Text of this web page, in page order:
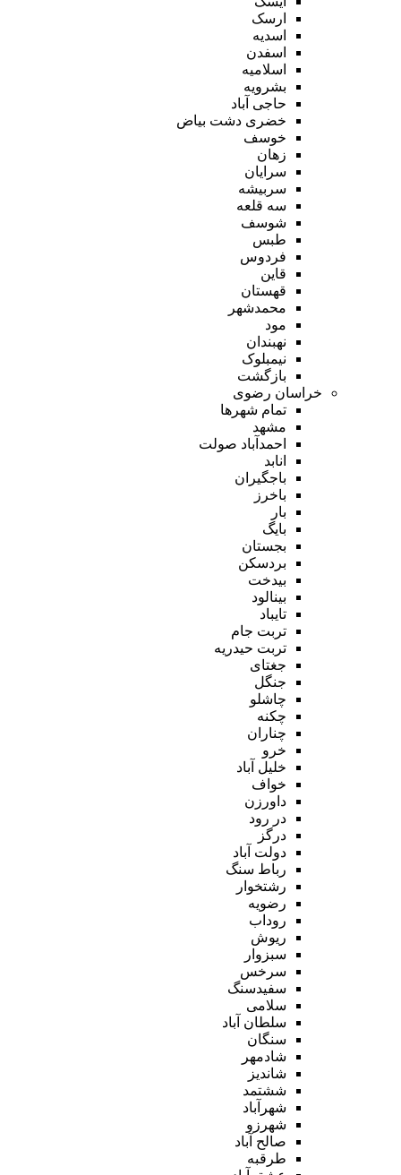
ارسک
اسدیه
اسفدن
اسلامیه
بشرویه
حاجی آباد
خضری دشت بیاض
خوسف
زهان
سرایان
سربیشه
سه قلعه
شوسف
طبس
فردوس
قاین
قهستان
محمدشهر
مود
نهبندان
نیمبلوک
بازگشت
خراسان رضوی
تمام شهر‌ها
مشهد
احمدآباد صولت
انابد
باجگیران
باخرز
بار
بایگ
بجستان
بردسکن
بیدخت
بینالود
تایباد
تربت جام
تربت حیدریه
جغتای
جنگل
چاشلو
چکنه
چناران
خرو
خلیل آباد
خواف
داورزن
در رود
درگز
دولت آباد
رباط سنگ
رشتخوار
رضویه
روداب
ریوش
سبزوار
سرخس
سفیدسنگ
سلامی
سلطان آباد
سنگان
شادمهر
شاندیز
ششتمد
شهرآباد
شهرزو
صالح آباد
طرقبه